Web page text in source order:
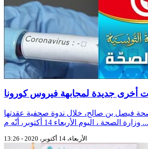
أخرى جديدة لمجابهة فيروس كورونا
فيصل بن صالح، خلال ندوة صحفية عقدتها
وزارة الصحة ، اليوم الأربعاء 14 أكتوبر، أنّه م ...
الأربعاء، 14 أكتوبر، 2020 - 13:26